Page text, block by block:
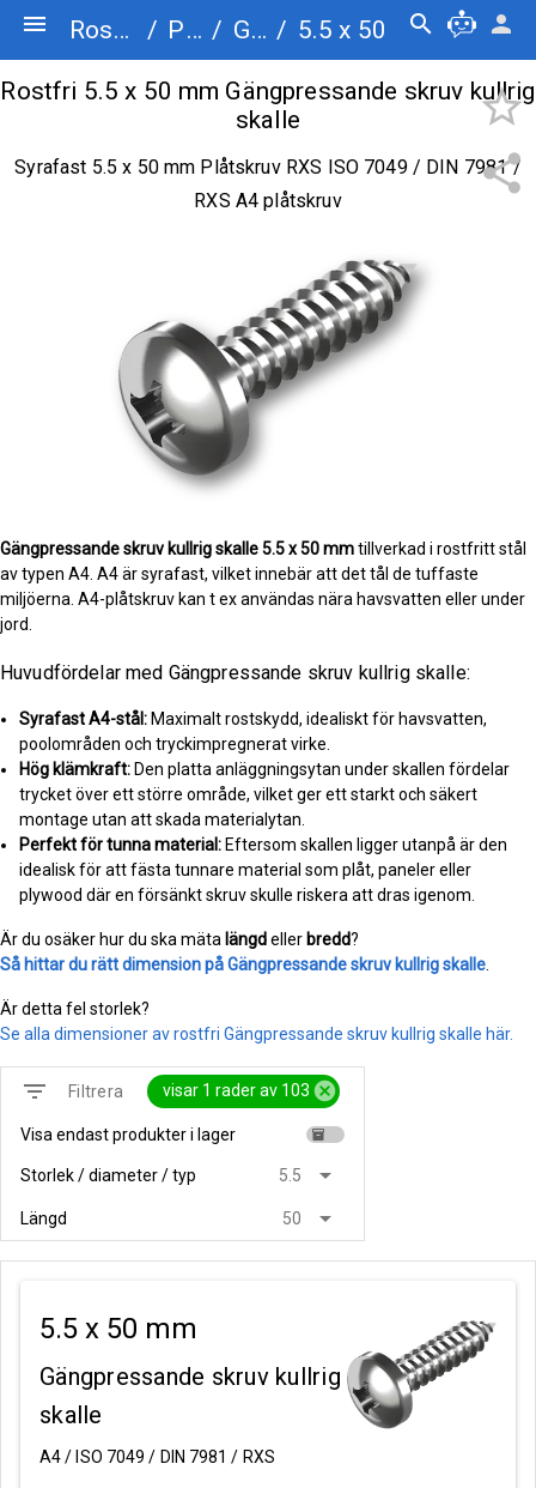
menu Rostfriskruv.se / Plåtskruv / Gängpressande skruv kullrig skalle / 5.5 x 50 search person
share
star_border
Rostfri 5.5 x 50 mm Gängpressande skruv kullrig
skalle
Syrafast 5.5 x 50 mm Plåtskruv RXS ISO 7049 / DIN 7981 /
RXS A4 plåtskruv
Gängpressande skruv kullrig skalle5.5 x 50 mmtillverkad i rostfritt stål
av typen A4. A4 är syrafast, vilket innebär att det tål de tuffaste
miljöerna. A4-plåtskruv kan t ex användas nära havsvatten eller under
jord.
Huvudfördelar med Gängpressande skruv kullrig skalle:
Syrafast A4-stål: Maximalt rostskydd, idealiskt för havsvatten,
poolområden och tryckimpregnerat virke.
Hög klämkraft: Den platta anläggningsytan under skallen fördelar
trycket över ett större område, vilket ger ett starkt och säkert
montage utan att skada materialytan.
Perfekt för tunna material: Eftersom skallen ligger utanpå är den
idealisk för att fästa tunnare material som plåt, paneler eller
plywood där en försänkt skruv skulle riskera att dras igenom.
Är du osäker hur du ska mäta längdeller bredd?
Så hittar du rätt dimension på Gängpressande skruv kullrig skalle
Är detta fel storlek?
Se alla dimensioner av rostfri Gängpressande skruv kullrig skalle här.
filter_list Filtrera visar 1 rader av 103 cancel
Visa endast produkter i lager inventory
Storlek / diameter / typ 5.5 arrow_drop_down
Längd 50 arrow_drop_down
5.5 x 50 mm
Gängpressande skruv kullrig
skalle
A4 / ISO 7049 / DIN 7981 / RXS